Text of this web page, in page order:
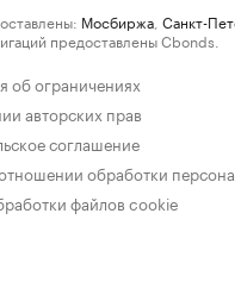
Мосбиржа Санкт-
предоставлены Cbonds.
об ограничениях
авторских прав
соглашение
обработки
файлов cookie